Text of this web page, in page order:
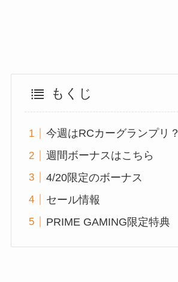
もくじ
今週はRCカーグランプリ？
週間ボーナスはこちら
4/20限定のボーナス
セール情報
PRIME GAMING限定特典